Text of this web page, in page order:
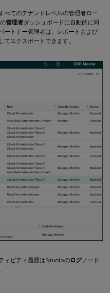
べてのテナントレベルの管理者ロー
管理者ダッシュボードに自動的に同
ートナー管理者は、レポートおよび
エクスポートできます。
ィビティ履歴はStudioのログノード